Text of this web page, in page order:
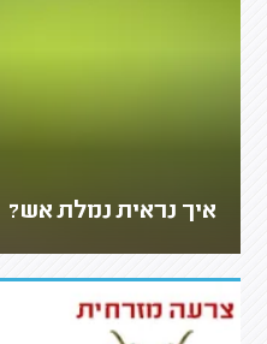
איך נראית נמלת אש?